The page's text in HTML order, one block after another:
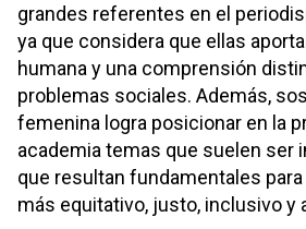
grandes referentes en el
ya que considera que ellas
humana y una comprensión
problemas sociales. Además,
femenina logra posicionar en la
academia temas que suelen ser
que resultan fundamentales
más equitativo, justo, inclusivo y